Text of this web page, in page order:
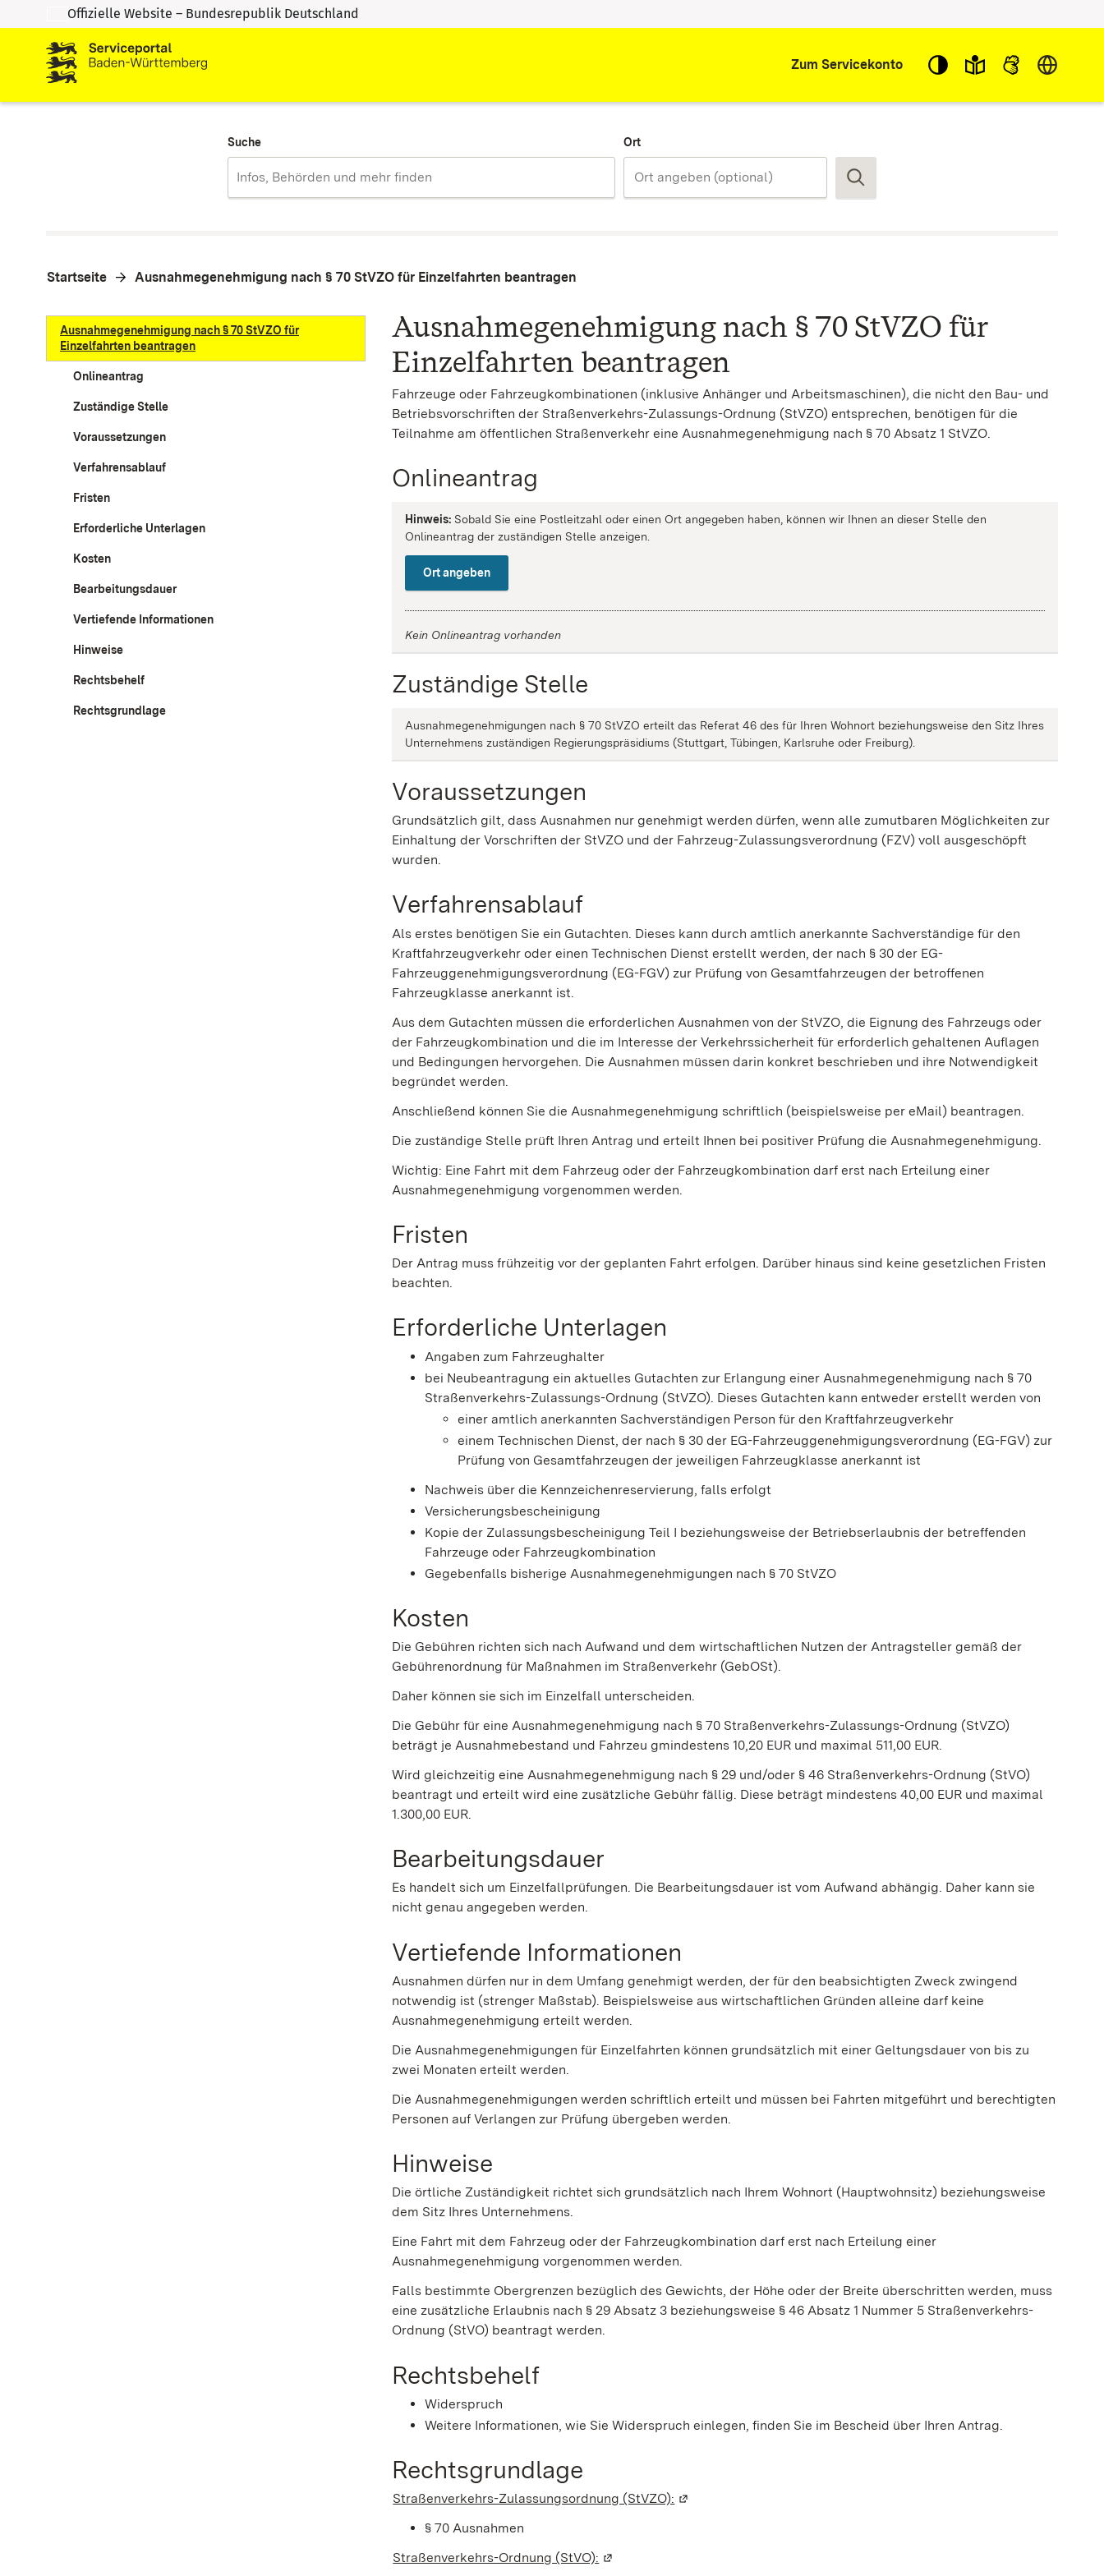
Zum Inhalt springen
Zur Suche springen
Offizielle Website – Bundesrepublik Deutschland
Zum Servicekonto Sprache
Suche Ort
Suchen
Startseite Ausnahmegenehmigung nach § 70 StVZO für Einzelfahrten beantragen
Ausnahmegenehmigung nach § 70 StVZO für
Einzelfahrten beantragen
Onlineantrag
Zuständige Stelle
Voraussetzungen
Verfahrensablauf
Fristen
Erforderliche Unterlagen
Kosten
Bearbeitungsdauer
Vertiefende Informationen
Hinweise
Rechtsbehelf
Rechtsgrundlage
Ausnahmegenehmigung nach § 70 StVZO für
Einzelfahrten beantragen
Fahrzeuge oder Fahrzeugkombinationen (inklusive Anhänger und Arbeitsmaschinen), die nicht den Bau- und
Betriebsvorschriften der Straßenverkehrs-Zulassungs-Ordnung (StVZO) entsprechen, benötigen für die
Teilnahme am öffentlichen Straßenverkehr eine Ausnahmegenehmigung nach § 70 Absatz 1 StVZO.
Onlineantrag
Hinweis: Sobald Sie eine Postleitzahl oder einen Ort angegeben haben, können wir Ihnen an dieser Stelle den
Onlineantrag der zuständigen Stelle anzeigen.
Ort angeben
Kein Onlineantrag vorhanden
Zuständige Stelle
Ausnahmegenehmigungen nach § 70 StVZO erteilt das Referat 46 des für Ihren Wohnort beziehungsweise den Sitz Ihres
Unternehmens zuständigen Regierungspräsidiums (Stuttgart, Tübingen, Karlsruhe oder Freiburg).
Voraussetzungen
Grundsätzlich gilt, dass Ausnahmen nur genehmigt werden dürfen, wenn alle zumutbaren Möglichkeiten zur
Einhaltung der Vorschriften der StVZO und der Fahrzeug-Zulassungsverordnung (FZV) voll ausgeschöpft
wurden.
Verfahrensablauf
Als erstes benötigen Sie ein Gutachten. Dieses kann durch amtlich anerkannte Sachverständige für den
Kraftfahrzeugverkehr oder einen Technischen Dienst erstellt werden, der nach § 30 der EG-
Fahrzeuggenehmigungsverordnung (EG-FGV) zur Prüfung von Gesamtfahrzeugen der betroffenen
Fahrzeugklasse anerkannt ist.
Aus dem Gutachten müssen die erforderlichen Ausnahmen von der StVZO, die Eignung des Fahrzeugs oder
der Fahrzeugkombination und die im Interesse der Verkehrssicherheit für erforderlich gehaltenen Auflagen
und Bedingungen hervorgehen. Die Ausnahmen müssen darin konkret beschrieben und ihre Notwendigkeit
begründet werden.
Anschließend können Sie die Ausnahmegenehmigung schriftlich (beispielsweise per eMail) beantragen.
Die zuständige Stelle prüft Ihren Antrag und erteilt Ihnen bei positiver Prüfung die Ausnahmegenehmigung.
Wichtig: Eine Fahrt mit dem Fahrzeug oder der Fahrzeugkombination darf erst nach Erteilung einer
Ausnahmegenehmigung vorgenommen werden.
Fristen
Der Antrag muss frühzeitig vor der geplanten Fahrt erfolgen. Darüber hinaus sind keine gesetzlichen Fristen
beachten.
Erforderliche Unterlagen
Angaben zum Fahrzeughalter
bei Neubeantragung ein aktuelles Gutachten zur Erlangung einer Ausnahmegenehmigung nach § 70
Straßenverkehrs-Zulassungs-Ordnung (StVZO). Dieses Gutachten kann entweder erstellt werden von
einer amtlich anerkannten Sachverständigen Person für den Kraftfahrzeugverkehr
einem Technischen Dienst, der nach § 30 der EG-Fahrzeuggenehmigungsverordnung (EG-FGV) zur
Prüfung von Gesamtfahrzeugen der jeweiligen Fahrzeugklasse anerkannt ist
Nachweis über die Kennzeichenreservierung, falls erfolgt
Versicherungsbescheinigung
Kopie der Zulassungsbescheinigung Teil I beziehungsweise der Betriebserlaubnis der betreffenden
Fahrzeuge oder Fahrzeugkombination
Gegebenfalls bisherige Ausnahmegenehmigungen nach § 70 StVZO
Kosten
Die Gebühren richten sich nach Aufwand und dem wirtschaftlichen Nutzen der Antragsteller gemäß der
Gebührenordnung für Maßnahmen im Straßenverkehr (GebOSt).
Daher können sie sich im Einzelfall unterscheiden.
Die Gebühr für eine Ausnahmegenehmigung nach § 70 Straßenverkehrs-Zulassungs-Ordnung (StVZO)
beträgt je Ausnahmebestand und Fahrzeu gmindestens 10,20 EUR und maximal 511,00 EUR.
Wird gleichzeitig eine Ausnahmegenehmigung nach § 29 und/oder § 46 Straßenverkehrs-Ordnung (StVO)
beantragt und erteilt wird eine zusätzliche Gebühr fällig. Diese beträgt mindestens 40,00 EUR und maximal
1.300,00 EUR.
Bearbeitungsdauer
Es handelt sich um Einzelfallprüfungen. Die Bearbeitungsdauer ist vom Aufwand abhängig. Daher kann sie
nicht genau angegeben werden.
Vertiefende Informationen
Ausnahmen dürfen nur in dem Umfang genehmigt werden, der für den beabsichtigten Zweck zwingend
notwendig ist (strenger Maßstab). Beispielsweise aus wirtschaftlichen Gründen alleine darf keine
Ausnahmegenehmigung erteilt werden.
Die Ausnahmegenehmigungen für Einzelfahrten können grundsätzlich mit einer Geltungsdauer von bis zu
zwei Monaten erteilt werden.
Die Ausnahmegenehmigungen werden schriftlich erteilt und müssen bei Fahrten mitgeführt und berechtigten
Personen auf Verlangen zur Prüfung übergeben werden.
Hinweise
Die örtliche Zuständigkeit richtet sich grundsätzlich nach Ihrem Wohnort (Hauptwohnsitz) beziehungsweise
dem Sitz Ihres Unternehmens.
Eine Fahrt mit dem Fahrzeug oder der Fahrzeugkombination darf erst nach Erteilung einer
Ausnahmegenehmigung vorgenommen werden.
Falls bestimmte Obergrenzen bezüglich des Gewichts, der Höhe oder der Breite überschritten werden, muss
eine zusätzliche Erlaubnis nach § 29 Absatz 3 beziehungsweise § 46 Absatz 1 Nummer 5 Straßenverkehrs-
Ordnung (StVO) beantragt werden.
Rechtsbehelf
Widerspruch
Weitere Informationen, wie Sie Widerspruch einlegen, finden Sie im Bescheid über Ihren Antrag.
Rechtsgrundlage
Straßenverkehrs-Zulassungsordnung (StVZO): (Wird in einem neuen Fenster geöffnet)
§ 70 Ausnahmen
Straßenverkehrs-Ordnung (StVO): (Wird in einem neuen Fenster geöffnet)